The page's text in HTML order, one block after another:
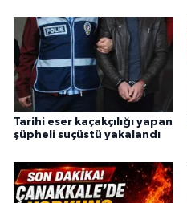
Tarihi eser kaçakçılığı yapan
şüpheli suçüstü yakalandı